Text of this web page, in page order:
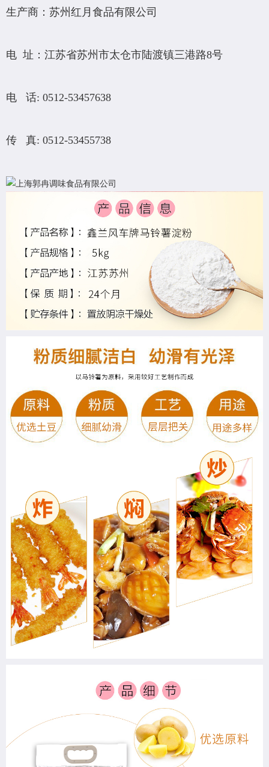
生产商：苏州红月食品有限公司
电 址：江苏省苏州市太仓市陆渡镇三港路8号
电 话: 0512-53457638
传 真: 0512-53455738